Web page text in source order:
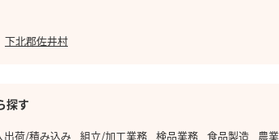
下北郡佐井村
探す
出荷/積み込み 組立/加工業務 検品業務 食品製造 農業